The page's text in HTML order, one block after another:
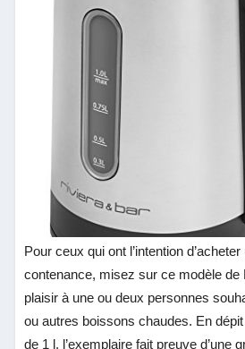
Pour ceux qui ont l’intention d’acheter
contenance, misez sur ce modèle de
plaisir à une ou deux personnes
ou autres boissons chaudes. En
de 1 l, l’exemplaire fait preuve d’une